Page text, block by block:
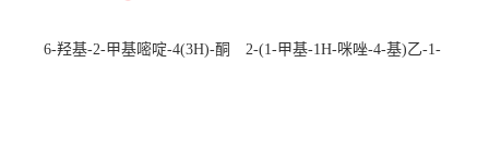
6-羟基-2-甲基嘧啶-4(3H)-酮
2-(1-甲基-1H-咪唑-4-基)乙-1-